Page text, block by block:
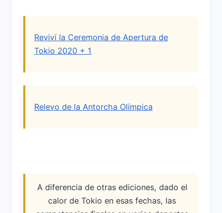
Reviví la Ceremonia de Apertura de
Tokio 2020 + 1
Relevo de la Antorcha Olímpica
A diferencia de otras ediciones, dado el
calor de Tokio en esas fechas, las